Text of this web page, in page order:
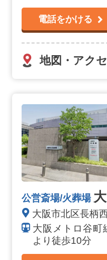
電話をかける
地図・アク
公営斎場/火葬場
大阪市北区長柄
大阪メトロ谷町
より徒歩10分